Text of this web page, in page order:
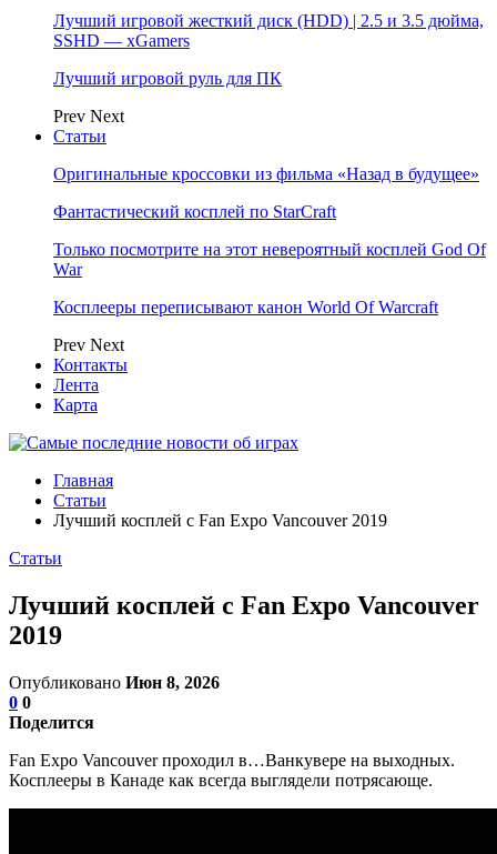
Лучший игровой жесткий диск (HDD) | 2.5 и 3.5 дюйма,
SSHD — xGamers
Лучший игровой руль для ПК
Prev Next
Статьи
Оригинальные кроссовки из фильма «Назад в будущее»
Фантастический косплей по StarCraft
Только посмотрите на этот невероятный косплей God Of
War
Косплееры переписывают канон World Of Warcraft
Prev Next
Контакты
Лента
Карта
Главная
Статьи
Лучший косплей c Fan Expo Vancouver 2019
Статьи
Лучший косплей c Fan Expo Vancouver
2019
Опубликовано Июн 8, 2026
0 0
Поделится
Fan Expo Vancouver проходил в…Ванкувере на выходных.
Косплееры в Канаде как всегда выглядели потрясающе.